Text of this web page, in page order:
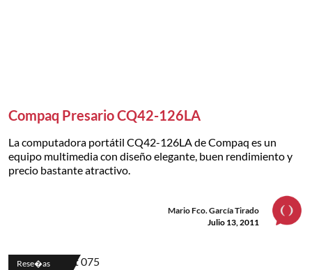
Compaq Presario CQ42-126LA
La computadora portátil CQ42-126LA de Compaq es un
equipo multimedia con diseño elegante, buen rendimiento y
precio bastante atractivo.
Mario Fco. García Tirado
Julio 13, 2011
Rese�as